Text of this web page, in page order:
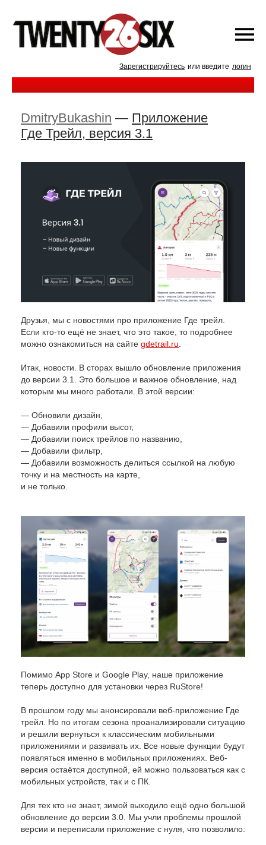
Зарегистрируйтесь или введите логин
DmitryBukashin — Приложение
Где Трейл, версия 3.1
Друзья, мы с новостями про приложение Где трейл.
Если кто-то ещё не знает, что это такое, то подробнее
можно ознакомиться на сайте gdetrail.ru.
Итак, новости. В сторах вышло обновление приложения
до версии 3.1. Это большое и важное обновление, над
которым мы много работали. В этой версии:
— Обновили дизайн,
— Добавили профили высот,
— Добавили поиск трейлов по названию,
— Добавили фильтр,
— Добавили возможность делиться ссылкой на любую
точку и на местность на карте,
и не только.
Помимо App Store и Google Play, наше приложение
теперь доступно для установки через RuStore!
В прошлом году мы анонсировали веб-приложение Где
трейл. Но по итогам сезона проанализировали ситуацию
и решили вернуться к классическим мобильными
приложениями и развивать их. Все новые функции будут
появляться именно в мобильных приложениях. Веб-
версия остаётся доступной, ей можно пользоваться как с
мобильных устройств, так и с ПК.
Для тех кто не знает, зимой выходило ещё одно большой
обновление до версии 3.0. Мы учли проблемы прошлой
версии и переписали приложение с нуля, что позволило: